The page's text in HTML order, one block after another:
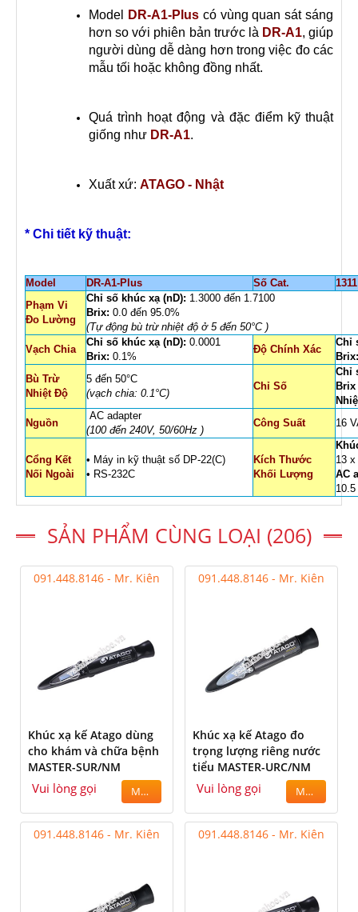
Model DR-A1-Pluscó vùng quan sát sáng
hơn so với phiên bản trước là DR-A1, giúp
người dùng dễ dàng hơn trong việc đo các
mẫu tối hoặc không đồng nhất.
Quá trình hoạt động và đặc điểm kỹ thuật
giống như DR-A1.
Xuất xứ: ATAGO - Nhật
* Chi tiết kỹ thuật:
Model DR-A1-Plus Số Cat.
1311
Phạm Vi
Đo Lường
Chỉ số khúc xạ (nD): 1.3000 đến 1.7100
Brix: 0.0 đến 95.0%
(Tự động bù trừ nhiệt độ ở 5 đến 50°C )
Vạch Chia
Chỉ số khúc xạ (nD): 0.0001
Brix: 0.1%
Độ Chính Xác
Chỉ
Brix:
Bù Trừ
Nhiệt Độ
5 đến 50°C
(vạch chia: 0.1°C)
Chỉ Số
Chỉ
Brix
Nguồn
AC adapter
(100 đến 240V, 50/60Hz )
Công Suất 16
Cổng Kết
Nối Ngoài
• Máy in kỹ thuật số DP-22(C)
• RS-232C
Kích Thước
Khối Lượng
13
AC
SẢN PHẨM CÙNG LOẠI (206)
091.448.8146 - Mr. Kiên
Khúc xạ kế Atago dùng
cho khám và chữa bệnh
MASTER-SUR/NM
Vui lòng gọi MUA
091.448.8146 - Mr. Kiên
Khúc xạ kế Atago đo
trọng lượng riêng nước
tiểu MASTER-URC/NM
Vui lòng gọi MUA
091.448.8146 - Mr. Kiên 091.448.8146 - Mr. Kiên